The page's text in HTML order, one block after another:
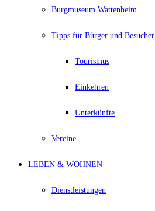
Burgmuseum Wattenheim
Tipps für Bürger und Besucher
Tourismus
Einkehren
Unterkünfte
Vereine
LEBEN & WOHNEN
Dienstleistungen